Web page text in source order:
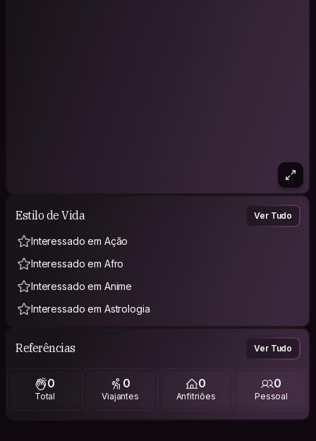
Estilo de Vida Ver Tudo
Interessado em Ação
Interessado em Afro
Interessado em Anime
Interessado em Astrologia
Referências Ver Tudo
0
Total
0
Viajantes
0
Anfitriões
0
Pessoal